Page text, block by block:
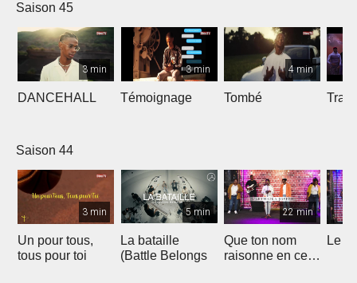
Saison 45
3 min
DANCEHALL
3 min
Témoignage
4 min
Tombé
Saison 44
3 min
Un pour tous,
tous pour toi
5 min
La bataille
(Battle Belongs
22 min
Que ton nom
raisonne en ce
Le